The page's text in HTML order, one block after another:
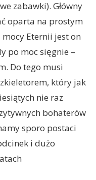
zabawki). Główny
oparta na prostym
Eternii jest on
po moc sięgnie –
Do tego musi
który jak
nie raz
bohaterów
sporo postaci
i dużo